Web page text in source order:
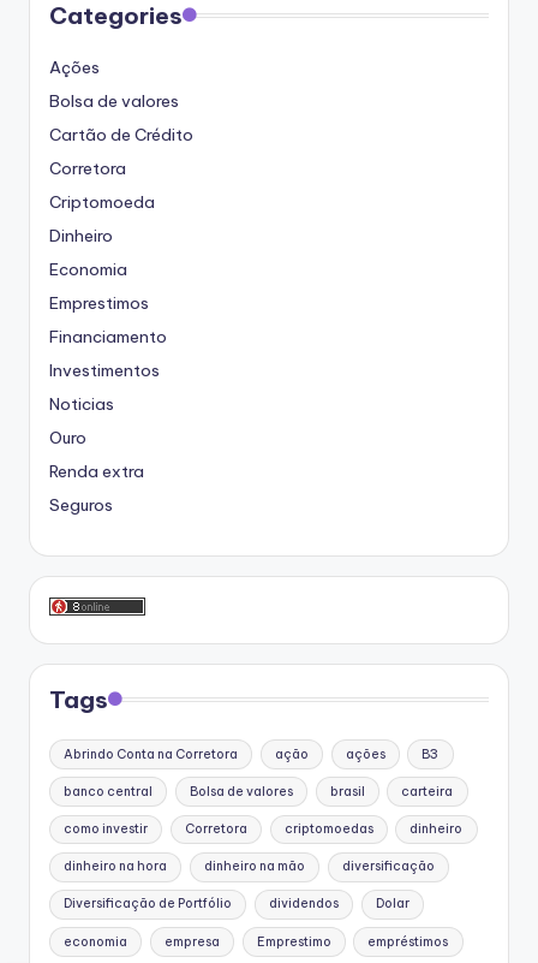
Categories
Ações
Bolsa de valores
Cartão de Crédito
Corretora
Criptomoeda
Dinheiro
Economia
Emprestimos
Financiamento
Investimentos
Noticias
Ouro
Renda extra
Seguros
Tags
Abrindo Conta na Corretora ação ações B3
banco central Bolsa de valores brasil carteira
como investir Corretora criptomoedas dinheiro
dinheiro na hora dinheiro na mão diversificação
Diversificação de Portfólio dividendos Dolar
economia empresa Emprestimo empréstimos